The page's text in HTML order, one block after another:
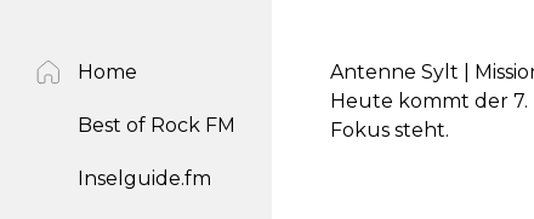
Home
Best of Rock FM
Inselguide.fm
Antenne Sylt |
Heute kommt der 7.
Fokus steht.